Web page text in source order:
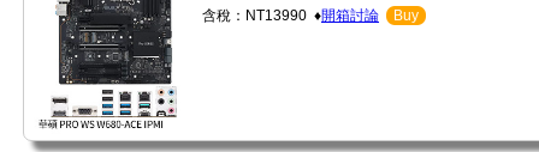
含稅：NT13990 ♦開箱討論 Buy